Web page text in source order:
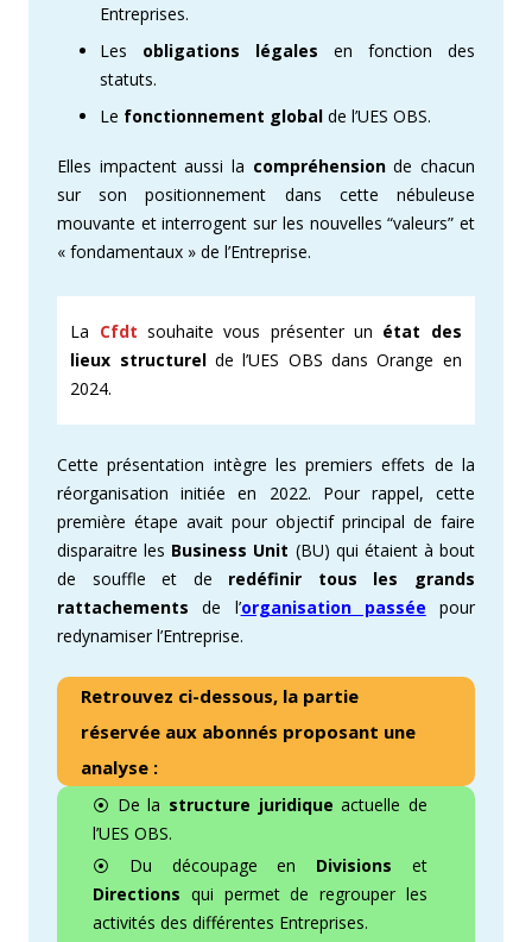
Entreprises.
Les obligations légales en fonction des
statuts.
Le fonctionnement global de l’UES OBS.
Elles impactent aussi la compréhensionde chacun
sur son positionnement dans cette nébuleuse
mouvante et interrogent sur les nouvelles “valeurs” et
« fondamentaux » de l’Entreprise.
La Cfdt souhaite vous présenter un état des
lieux structurelde l’UES OBS dans Orange en
2024.
Cette présentation intègre les premiers effets de la
réorganisation initiée en 2022. Pour rappel, cette
première étape avait pour objectif principal de faire
disparaitre les Business Unit (BU) qui étaient à bout
de souffle et de redéfinir tous les grands
rattachements de l’organisation passée pour
redynamiser l’Entreprise.
Retrouvez ci-dessous, la partie
réservée aux abonnés proposant une
analyse :
⦿ De la structure juridique actuelle de
l’UES OBS.
⦿ Du découpage en Divisions et
Directions qui permet de regrouper les
activités des différentes Entreprises.